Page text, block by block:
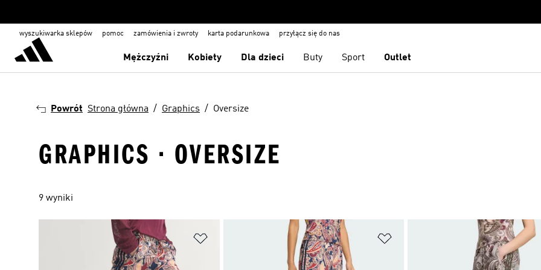
wyszukiwarka sklepów pomoc zamówienia i zwroty karta podarunkowa przyłącz się do nas
Mężczyźni Kobiety Dla dzieci Buty Sport Outlet
Powrót Strona główna Graphics Oversize
GRAPHICS · OVERSIZE
9 wyniki
Dodaj do listy życzeń Dodaj do listy życzeń